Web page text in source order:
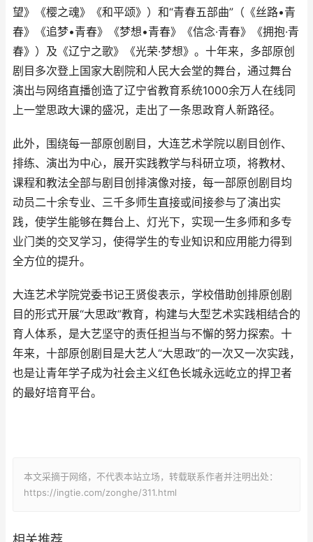
望》《樱之魂》《和平颂》）和“青春五部曲”（《丝路•青
春》《追梦•青春》《梦想•青春》《信念·青春》《拥抱·青
春》）及《辽宁之歌》《光荣·梦想》。十年来，多部原创
剧目多次登上国家大剧院和人民大会堂的舞台，通过舞台
演出与网络直播创造了辽宁省教育系统1000余万人在线同
上一堂思政大课的盛况，走出了一条思政育人新路径。
此外，围绕每一部原创剧目，大连艺术学院以剧目创作、
排练、演出为中心，展开实践教学与科研立项，将教材、
课程和教法全部与剧目创排演像对接，每一部原创剧目均
动员二十余专业、三千多师生直接或间接参与了演出实
践，使学生能够在舞台上、灯光下，实现一生多师和多专
业门类的交叉学习，使得学生的专业知识和应用能力得到
全方位的提升。
大连艺术学院党委书记王贤俊表示，学校借助创排原创剧
目的形式开展“大思政”教育，构建与大型艺术实践相结合的
育人体系，是大艺坚守的责任担当与不懈的努力探索。十
年来，十部原创剧目是大艺人“大思政”的一次又一次实践，
也是让青年学子成为社会主义红色长城永远屹立的捍卫者
的最好培育平台。
本文采摘于网络，不代表本站立场，转载联系作者并注明出处：
https://ingtie.com/zonghe/311.html